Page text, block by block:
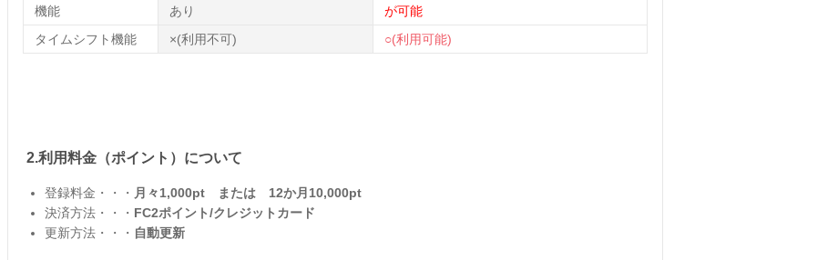
機能
あり
が可能
タイムシフト機能
×(利用不可) ○(利用可能)
2.利用料金（ポイント）について
登録料金・・・ 月々1,000pt または 12か月10,000pt
決済方法・・・ FC2ポイント/クレジットカード
更新方法・・・ 自動更新